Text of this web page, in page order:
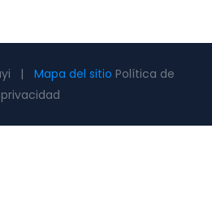
| Mapa del sitio Política de
privacidad